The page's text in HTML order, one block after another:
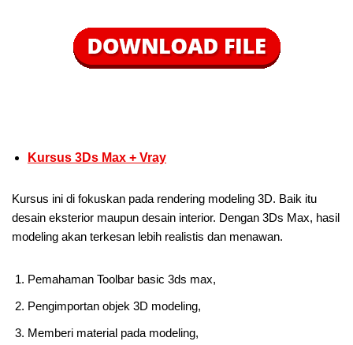
Kursus 3Ds Max + Vray
Kursus ini di fokuskan pada rendering modeling 3D. Baik itu
desain eksterior maupun desain interior. Dengan 3Ds Max, hasil
modeling akan terkesan lebih realistis dan menawan.
Pemahaman Toolbar basic 3ds max,
Pengimportan objek 3D modeling,
Memberi material pada modeling,